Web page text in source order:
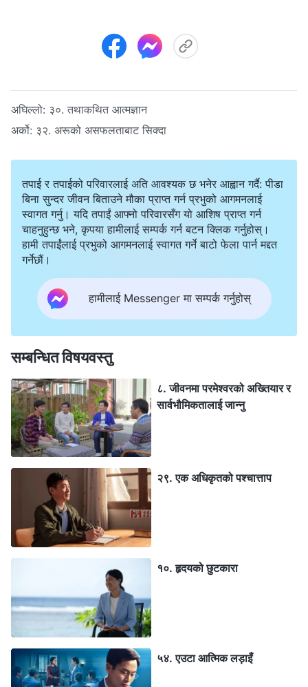
अघिल्लो: ३०. तथाकथित आत्मज्ञान
अर्को: ३२. अरूको असफलताबाट सिक्दा
तपाई र तपाईको परिवारलाई अति आवश्यक छ भनेर आह्वान गर्दै: पीडा
बिना सुन्दर जीवन बिताउने मौका प्राप्त गर्न प्रभुको आगमनलाई
स्वागत गर्नु। यदि तपाईं आफ्नो परिवारसँग यो आशिष प्राप्त गर्न
चाहनुहुन्छ भने, कृपया हामीलाई सम्पर्क गर्न बटन क्लिक गर्नुहोस्।
हामी तपाईंलाई प्रभुको आगमनलाई स्वागत गर्ने बाटो फेला पार्न मद्दत
गर्नेछौं।
हामीलाई Messenger मा सम्पर्क गर्नुहोस्
सम्बन्धित विषयवस्तु
८. जीवनमा परमेश्‍वरको अख्तियार र
सार्वभौमिकतालाई जान्‍नु
२९. एक अधिकृतको पश्‍चात्ताप
१०. हृदयको छुटकारा
५४. एउटा आत्मिक लड़ाइँ